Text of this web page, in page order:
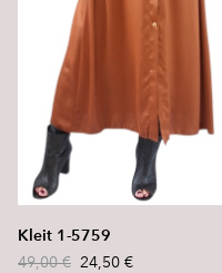
Kleit 1-5759
49,00 € 24,50 €